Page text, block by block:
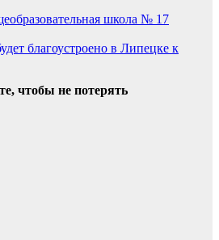
школа № 17
благоустроено в Липецке к
чтобы не потерять